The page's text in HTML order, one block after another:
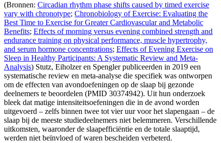
(Bronnen: Circadian rhythm phase shifts caused by timed exercise
vary with chronotype; Chronobiology of Exercise: Evaluating the
Best Time to Exercise for Greater Cardiovascular and Metabolic
Benefits; Effects of morning versus evening combined strength and
endurance training on physical performance, muscle hypertrophy,
and serum hormone concentrations; Effects of Evening Exercise on
Sleep in Healthy Participants: A Systematic Review and Meta-
Analysis) Stutz, Eiholzer en Spengler publiceerden in 2019 een
systematische review en meta-analyse die specifiek was ontworpen
om de effecten van avondoefeningen op de slaap bij gezonde
deelnemers te beoordelen (PMID 30374942). Uit hun onderzoek
bleek dat matige intensiteitsoefeningen die in de avond worden
uitgevoerd – zelfs binnen twee tot vier uur voor het slapengaan – de
slaap bij de meeste studiedeelnemers niet belemmeren. Verschillende
uitkomsten, waaronder de slaapefficiëntie en de totale slaaptijd,
werden niet beïnvloed of waren bescheiden verbeterd.